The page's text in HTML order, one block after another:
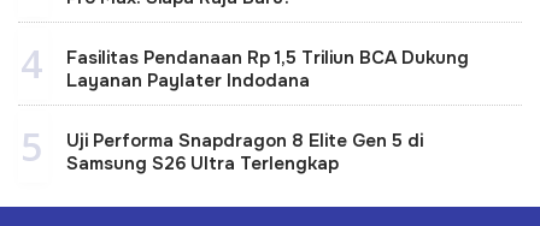
4
Fasilitas Pendanaan Rp 1,5 Triliun BCA Dukung
Layanan Paylater Indodana
5
Uji Performa Snapdragon 8 Elite Gen 5 di
Samsung S26 Ultra Terlengkap